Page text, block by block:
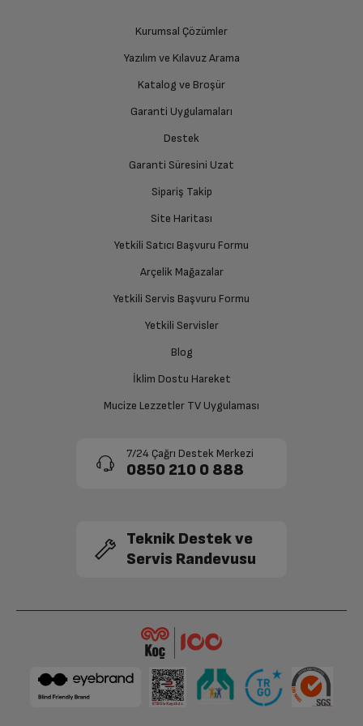
Ürünü eksiksiz ve hasarsız olarak faturası ile birlikte
İade Talebiniz Onaylansın
Yetkili servis gerekli kontrolleri sağladıktan sonra İade
süreciniz tamamlanacaktır.
Ücretiniz İade Edilsin
sağlanacaktır.
Siparişiniz henüz teslim edilmediyse iptal talebinizin
Kurumsal Çözümler
Yazılım ve Kılavuz Arama
Katalog ve Broşür
Garanti Uygulamaları
Destek
Garanti Süresini Uzat
Sipariş Takip
Site Haritası
Yetkili Satıcı Başvuru Formu
Arçelik Mağazalar
Yetkili Servis Başvuru Formu
Yetkili Servisler
Blog
İklim Dostu Hareket
Mucize Lezzetler TV Uygulaması
7/24 Çağrı Destek Merkezi
0850 210 0 888
Teknik Destek ve
Servis Randevusu